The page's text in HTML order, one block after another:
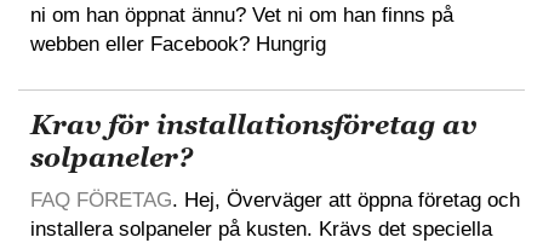
ni om han öppnat ännu? Vet ni om han finns på
webben eller Facebook? Hungrig
Krav för installationsföretag av
solpaneler?
FAQ FÖRETAG. Hej, Överväger att öppna företag och
installera solpaneler på kusten. Krävs det speciella